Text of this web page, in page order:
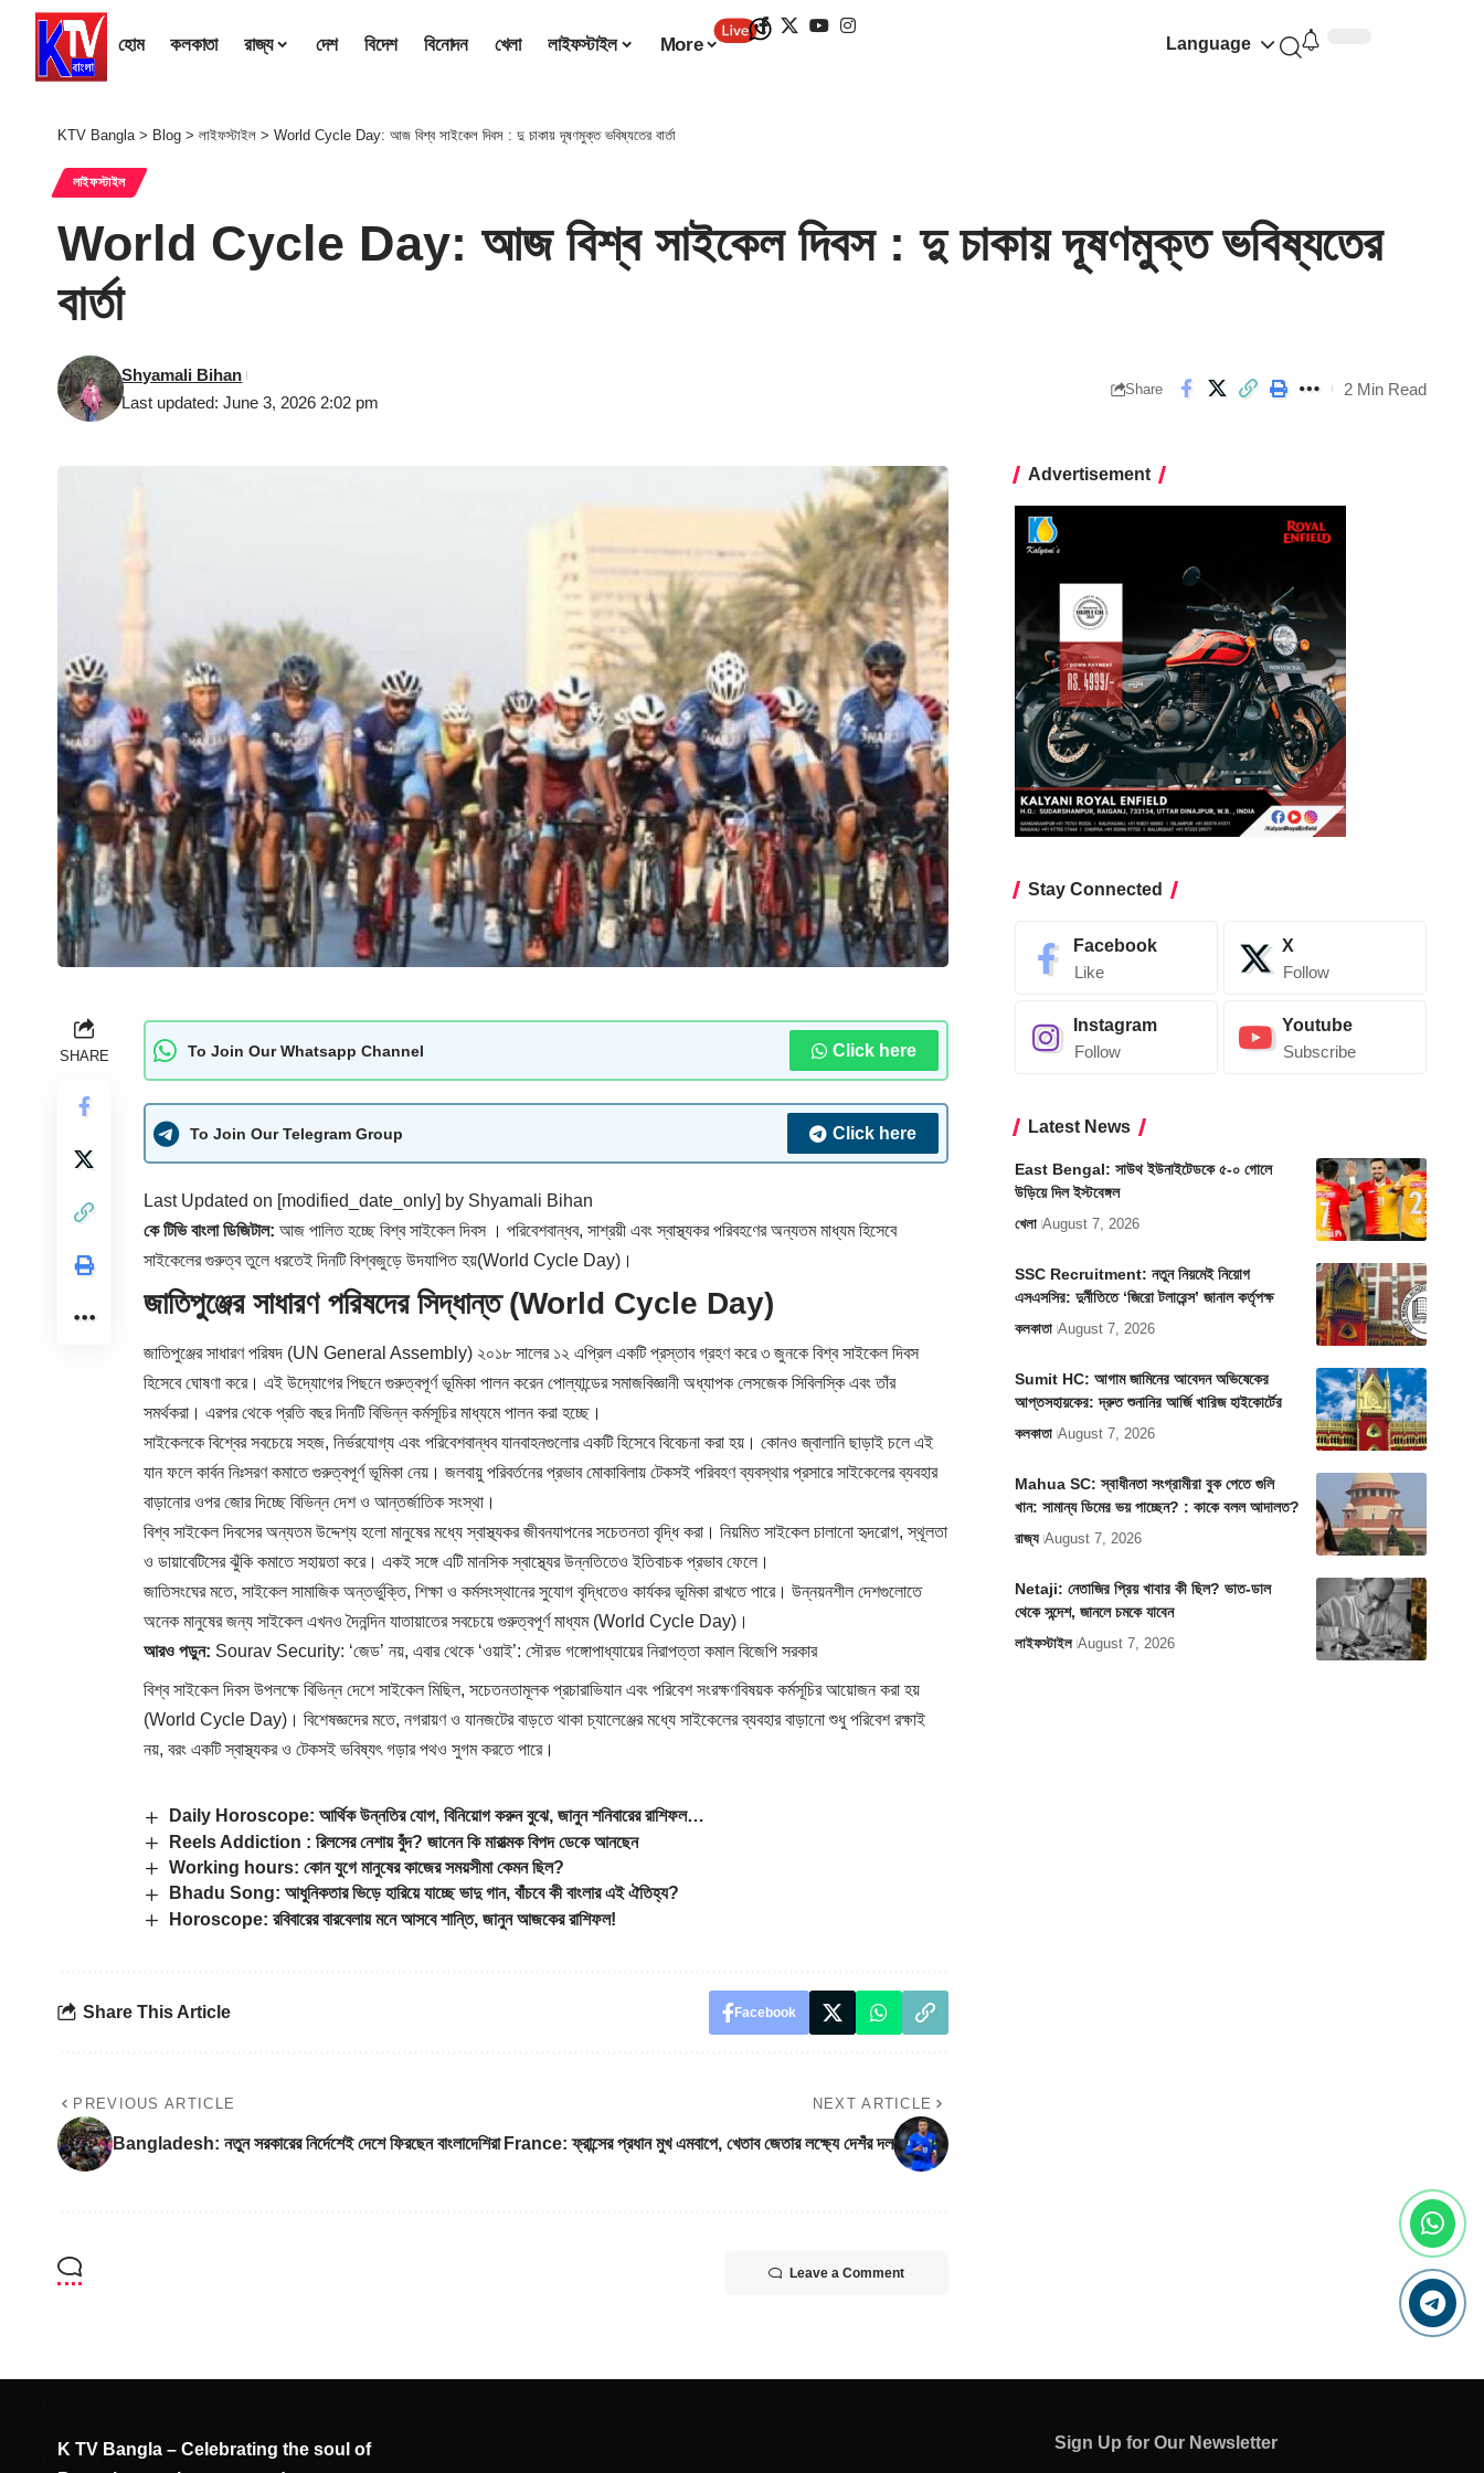
হোম কলকাতা রাজ্য দেশ বিদেশ বিনোদন খেলা লাইফস্টাইল More Language
KTV Bangla> Blog > লাইফস্টাইল > World Cycle Day: আজ বিশ্ব সাইকেল দিবস : দু চাকায় দূষণমুক্ত ভবিষ্যতের বার্তা
লাইফস্টাইল
World Cycle Day: আজ বিশ্ব সাইকেল দিবস : দু চাকায় দূষণমুক্ত ভবিষ্যতের
বার্তা
Last updated: June 3, 2026 2:02 pm
Shyamali Bihan
Share 2 Min Read
SHARE To Join Our Whatsapp Channel Click here
To Join Our Telegram Group Click here
Last Updated on [modified_date_only] by Shyamali Bihan
কে টিভি বাংলা ডিজিটাল: আজ পালিত হচ্ছে বিশ্ব সাইকেল দিবস । পরিবেশবান্ধব, সাশ্রয়ী এবং স্বাস্থ্যকর পরিবহণের অন্যতম মাধ্যম হিসেবে
সাইকেলের গুরুত্ব তুলে ধরতেই দিনটি বিশ্বজুড়ে উদযাপিত হয়(World Cycle Day)।
জাতিপুঞ্জের সাধারণ পরিষদের সিদ্ধান্ত (World Cycle Day)
জাতিপুঞ্জের সাধারণ পরিষদ (UN General Assembly) ২০১৮ সালের ১২ এপ্রিল একটি প্রস্তাব গ্রহণ করে ৩ জুনকে বিশ্ব সাইকেল দিবস
হিসেবে ঘোষণা করে। এই উদ্যোগের পিছনে গুরুত্বপূর্ণ ভূমিকা পালন করেন পোল্যান্ডের সমাজবিজ্ঞানী অধ্যাপক লেসজেক সিবিলস্কি এবং তাঁর
সমর্থকরা। এরপর থেকে প্রতি বছর দিনটি বিভিন্ন কর্মসূচির মাধ্যমে পালন করা হচ্ছে।
সাইকেলকে বিশ্বের সবচেয়ে সহজ, নির্ভরযোগ্য এবং পরিবেশবান্ধব যানবাহনগুলোর একটি হিসেবে বিবেচনা করা হয়। কোনও জ্বালানি ছাড়াই চলে এই
যান ফলে কার্বন নিঃসরণ কমাতে গুরুত্বপূর্ণ ভূমিকা নেয়। জলবায়ু পরিবর্তনের প্রভাব মোকাবিলায় টেকসই পরিবহণ ব্যবস্থার প্রসারে সাইকেলের ব্যবহার
বাড়ানোর ওপর জোর দিচ্ছে বিভিন্ন দেশ ও আন্তর্জাতিক সংস্থা।
বিশ্ব সাইকেল দিবসের অন্যতম উদ্দেশ্য হলো মানুষের মধ্যে স্বাস্থ্যকর জীবনযাপনের সচেতনতা বৃদ্ধি করা। নিয়মিত সাইকেল চালানো হৃদরোগ, স্থূলতা
ও ডায়াবেটিসের ঝুঁকি কমাতে সহায়তা করে। একই সঙ্গে এটি মানসিক স্বাস্থ্যের উন্নতিতেও ইতিবাচক প্রভাব ফেলে।
জাতিসংঘের মতে, সাইকেল সামাজিক অন্তর্ভুক্তি, শিক্ষা ও কর্মসংস্থানের সুযোগ বৃদ্ধিতেও কার্যকর ভূমিকা রাখতে পারে। উন্নয়নশীল দেশগুলোতে
অনেক মানুষের জন্য সাইকেল এখনও দৈনন্দিন যাতায়াতের সবচেয়ে গুরুত্বপূর্ণ মাধ্যম (World Cycle Day)।
আরও পড়ুন: Sourav Security: ‘জেড’ নয়, এবার থেকে ‘ওয়াই’: সৌরভ গঙ্গোপাধ্যায়ের নিরাপত্তা কমাল বিজেপি সরকার
বিশ্ব সাইকেল দিবস উপলক্ষে বিভিন্ন দেশে সাইকেল মিছিল, সচেতনতামূলক প্রচারাভিযান এবং পরিবেশ সংরক্ষণবিষয়ক কর্মসূচির আয়োজন করা হয়
(World Cycle Day)। বিশেষজ্ঞদের মতে, নগরায়ণ ও যানজটের বাড়তে থাকা চ্যালেঞ্জের মধ্যে সাইকেলের ব্যবহার বাড়ানো শুধু পরিবেশ রক্ষাই
নয়, বরং একটি স্বাস্থ্যকর ও টেকসই ভবিষ্যৎ গড়ার পথও সুগম করতে পারে।
Daily Horoscope: আর্থিক উন্নতির যোগ, বিনিয়োগ করুন বুঝে, জানুন শনিবারের রাশিফল…
Reels Addiction : রিলসের নেশায় বুঁদ? জানেন কি মারাত্মক বিপদ ডেকে আনছেন
Working hours: কোন যুগে মানুষের কাজের সময়সীমা কেমন ছিল?
Bhadu Song: আধুনিকতার ভিড়ে হারিয়ে যাচ্ছে ভাদু গান, বাঁচবে কী বাংলার এই ঐতিহ্য?
Horoscope: রবিবারের বারবেলায় মনে আসবে শান্তি, জানুন আজকের রাশিফল!
Share This Article Facebook
PREVIOUS ARTICLE
Bangladesh: নতুন সরকারের নির্দেশেই দেশে ফিরছেন বাংলাদেশিরা
NEXT ARTICLE
France: ফ্রান্সের প্রধান মুখ এমবাপে, খেতাব জেতার লক্ষ্যে দেশঁর দল
Leave a Comment
Advertisement
Stay Connected
Facebook
Like
X
Follow
Instagram
Follow
Youtube
Subscribe
Latest News
East Bengal: সাউথ ইউনাইটেডকে ৫-০ গোলে
উড়িয়ে দিল ইস্টবেঙ্গল
খেলা August 7, 2026
SSC Recruitment: নতুন নিয়মেই নিয়োগ
এসএসসির: দুর্নীতিতে ‘জিরো টলারেন্স’ জানাল কর্তৃপক্ষ
কলকাতা August 7, 2026
Sumit HC: আগাম জামিনের আবেদন অভিষেকের
আপ্তসহায়কের: দ্রুত শুনানির আর্জি খারিজ হাইকোর্টের
কলকাতা August 7, 2026
Mahua SC: স্বাধীনতা সংগ্রামীরা বুক পেতে গুলি
খান: সামান্য ডিমের ভয় পাচ্ছেন? : কাকে বলল আদালত?
রাজ্য August 7, 2026
Netaji: নেতাজির প্রিয় খাবার কী ছিল? ভাত-ডাল
থেকে সন্দেশ, জানলে চমকে যাবেন
লাইফস্টাইল August 7, 2026
K TV Bangla – Celebrating the soul of
Sign Up for Our Newsletter